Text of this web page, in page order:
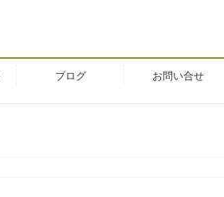
ブログ お問い合せ